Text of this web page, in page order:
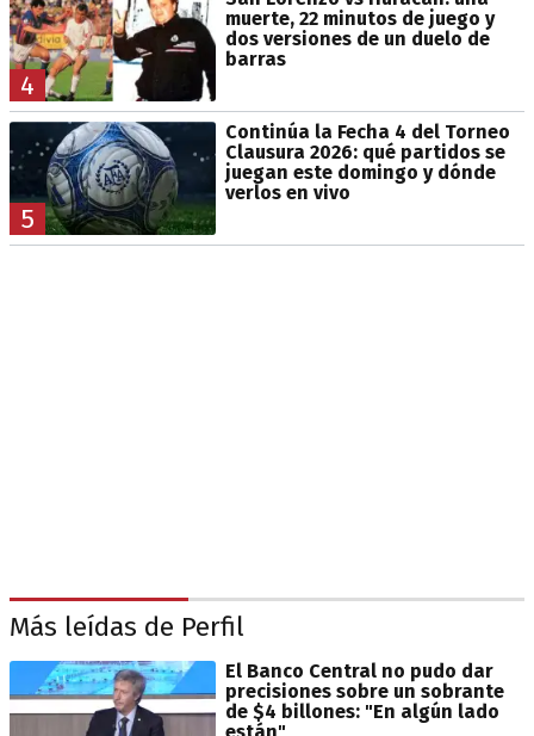
4
muerte, 22 minutos de juego y
dos versiones de un duelo de
barras
5
Continúa la Fecha 4 del Torneo
Clausura 2026: qué partidos se
juegan este domingo y dónde
verlos en vivo
Más leídas de Perfil
El Banco Central no pudo dar
precisiones sobre un sobrante
de $4 billones: "En algún lado
están"